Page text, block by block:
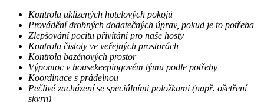
Kontrola uklizených hotelových pokojů
Provádění drobných dodatečných úprav, pokud je to potřeba
Zlepšování pocitu přivítání pro naše hosty
Kontrola čistoty ve veřejných prostorách
Kontrola bazénových prostor
Výpomoc v housekeepingovém týmu podle potřeby
Koordinace s prádelnou
Pečlivé zacházení se speciálními položkami (např. ošetření
skvrn)